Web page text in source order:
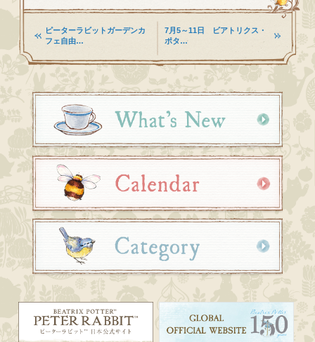
ピーターラビットガーデンカ
フェ自由…
7月5～11日 ビアトリクス・
ポタ…